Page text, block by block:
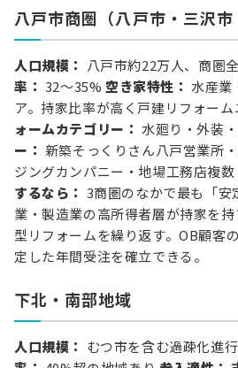
八戸市商圏（八戸市・三沢市
人口規模： 八戸市約22万人、商圏
率： 32〜35%空き家特性： 水産業
ア。持家比率が高く戸建リフォー
ォームカテゴリー： 水廻り・外装
ー： 新築そっくりさん八戸営業所
ジングカンパニー・地場工務店複数
するなら： 3商圏のなかで最も「安
業・製造業の高所得者層が持家を
型リフォームを繰り返す。OB顧客
定した年間受注を確立できる。
下北・南部地域
人口規模： むつ市を含む過疎化進